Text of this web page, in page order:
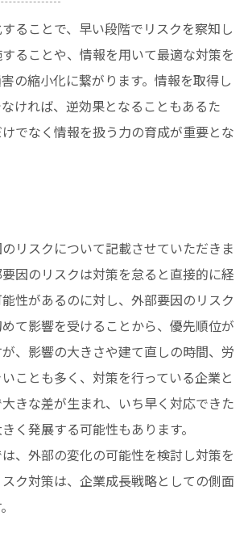
ることで、早い段階でリスクを察知し
ることや、情報を用いて最適な対策を
の縮小化に繋がります。情報を取得し
ければ、逆効果となることもあるた
でなく情報を扱う力の育成が重要とな
リスクについて記載させていただきま
因のリスクは対策を怠ると直接的に経
性があるのに対し、外部要因のリスク
て影響を受けることから、優先順位が
、影響の大きさや建て直しの時間、労
ことも多く、対策を行っている企業と
きな差が生まれ、いち早く対応できた
く発展する可能性もあります。
、外部の変化の可能性を検討し対策を
ク対策は、企業成長戦略としての側面